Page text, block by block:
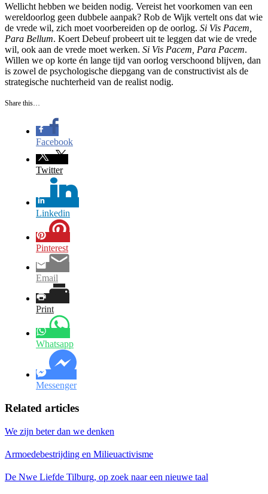
Wellicht hebben we beiden nodig. Vereist het voorkomen van een
wereldoorlog geen dubbele aanpak? Rob de Wijk vertelt ons dat wie
de vrede wil, zich moet voorbereiden op de oorlog. Si Vis Pacem,
Para Bellum. Koert Debeuf probeert uit te leggen dat wie de vrede
wil, ook aan de vrede moet werken. Si Vis Pacem, Para Pacem.
Willen we op korte én lange tijd van oorlog verschoond blijven, dan
is zowel de psychologische diepgang van de constructivist als de
strategische nuchterheid van de realist nodig.
Share this…
Facebook
Twitter
Linkedin
Pinterest
Email
Print
Whatsapp
Messenger
Related articles
We zijn beter dan we denken
Armoedebestrijding en Milieuactivisme
De Nwe Liefde Tilburg, op zoek naar een nieuwe taal